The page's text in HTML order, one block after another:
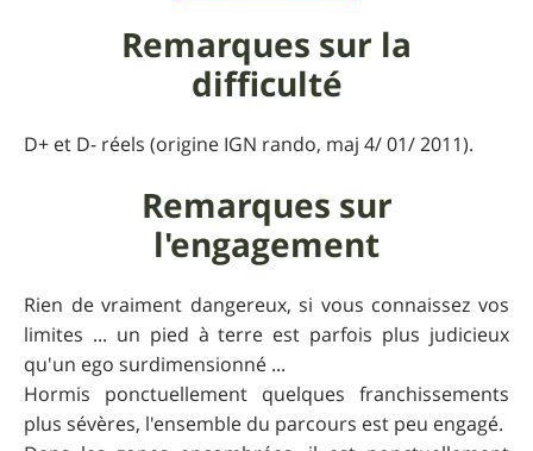
Remarques sur la
difficulté
D+ et D- réels (origine IGN rando, maj 4/ 01/ 2011).
Remarques sur
l'engagement
Rien de vraiment dangereux, si vous connaissez vos
limites ... un pied à terre est parfois plus judicieux
qu'un ego surdimensionné ...
Hormis ponctuellement quelques franchissements
plus sévères, l'ensemble du parcours est peu engagé.